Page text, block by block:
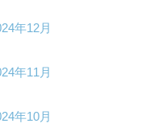
年12月
年11月
年10月